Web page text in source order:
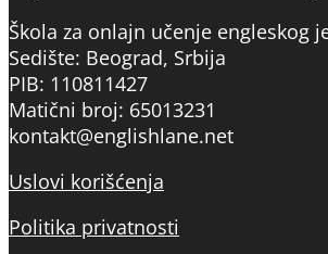
Škola za onlajn učenje engleskog
Sedište: Beograd, Srbija
PIB: 110811427
Matični broj: 65013231
kontakt@englishlane.net
Uslovi korišćenja
Politika privatnosti